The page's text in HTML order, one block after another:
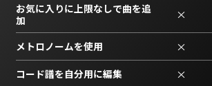
お気に入りに上限なしで曲を追
加
×
メトロノームを使用 ×
コード譜を自分用に編集 ×